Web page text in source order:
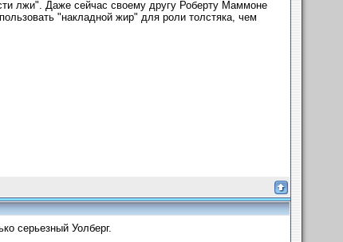
лжи". Даже сейчас своему другу Роберту Маммоне
"накладной жир" для роли толстяка, чем
серьезный Уолберг.